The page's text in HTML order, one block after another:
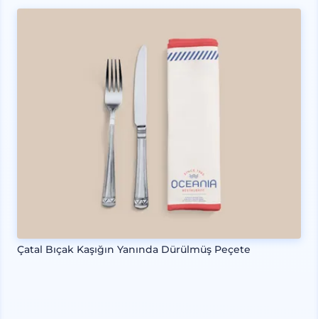
Çatal Bıçak Kaşığın Yanında Dürülmüş Peçete